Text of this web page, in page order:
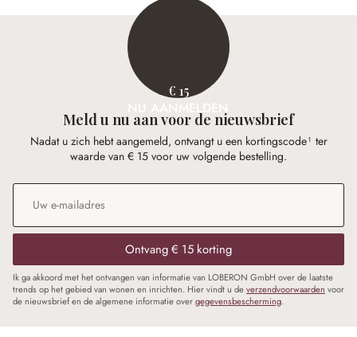
€ 15
NU AANMELDEN
Meld u nu aan voor de nieuwsbrief
Nadat u zich hebt aangemeld, ontvangt u een kortingscode¹ ter
waarde van € 15 voor uw volgende bestelling.
E-mailadres*
Ontvang € 15 korting
Ik ga akkoord met het ontvangen van informatie van LOBERON GmbH over de laatste
trends op het gebied van wonen en inrichten. Hier vindt u deverzendvoorwaarden voor
de nieuwsbrief en de algemene informatie overgegevensbescherming.